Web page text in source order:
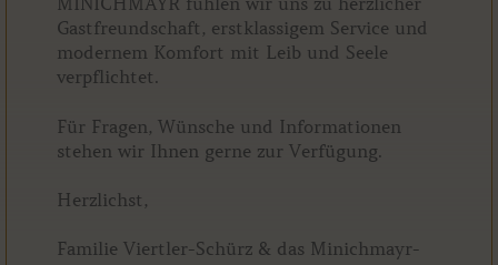
Gastfreundschaft, erstklassigem Service und
modernem Komfort mit Leib und Seele
verpflichtet.
Für Fragen, Wünsche und Informationen
stehen wir Ihnen gerne zur Verfügung.
Herzlichst,
Familie Viertler-Schürz & das Minichmayr-